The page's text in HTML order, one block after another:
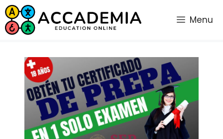
Saltar
al
contenido
Menu